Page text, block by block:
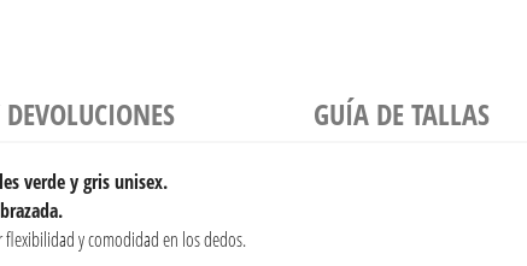
GUÍA DE TALLAS
verde y gris unisex.
flexibilidad y comodidad en los dedos.